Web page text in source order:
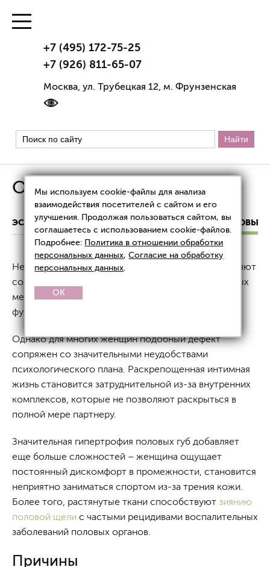
+7 (495) 172-75-25
+7 (926) 811-65-07
Москва, ул. Трубецкая 12, м. Фрунзенская
Обвисание половых губ
ЭСТЕТИЧЕСКАЯ ГИНЕКОЛОГИЯ ОБВИСАНИЕ ПОЛОВЫХ
Неприглядно свисающие половые губы представляют
собой проблему эстетического характера – прямых
медицинских показаний при отсутствии
функциональных нарушений для их коррекции нет.
Однако для многих женщин подобный дефект
сопряжен со значительными неудобствами
психологического плана. Раскрепощенная интимная
жизнь становится затруднительной из-за внутренних
комплексов, которые не позволяют раскрыться в
полной мере партнеру.
Значительная гипертрофия половых губ добавляет
еще больше сложностей – женщина ощущает
постоянный дискомфорт в промежности, становится
неприятно заниматься спортом из-за трения кожи.
Более того, растянутые ткани способствуют зиянию
половой щели с частыми рецидивами воспалительных
заболеваний половых органов.
Причины
Мы используем cookie-файлы для анализа
взаимодействия посетителей с сайтом и его
улучшения. Продолжая пользоваться сайтом, вы
соглашаетесь с использованием cookie-файлов.
Подробнее: Политика в отношении обработки
персональных данных,Согласие на обработку
персональных данных.
OK